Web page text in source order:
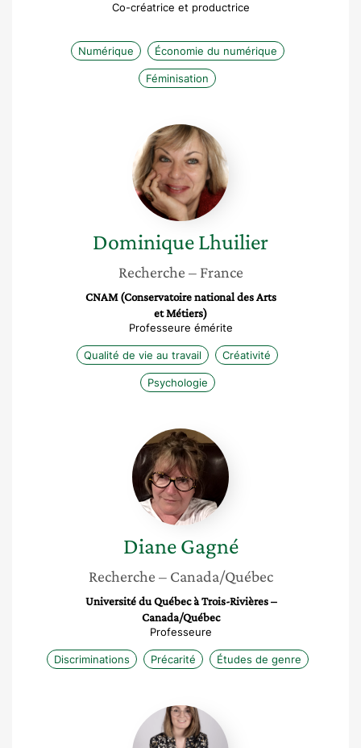
Co-créatrice et productrice
Numérique Économie du numérique
Féminisation
Dominique
Lhuilier
DominiqueLhuilier
Recherche – France
CNAM (Conservatoire national des Arts
et Métiers)
Professeure émérite
Qualité de vie au travail Créativité
Psychologie
Diane
Gagné
Diane Gagné
Recherche – Canada/Québec
Université du Québec à Trois-Rivières –
Canada/Québec
Professeure
Discriminations Précarité Études de genre
Émilie
Bini